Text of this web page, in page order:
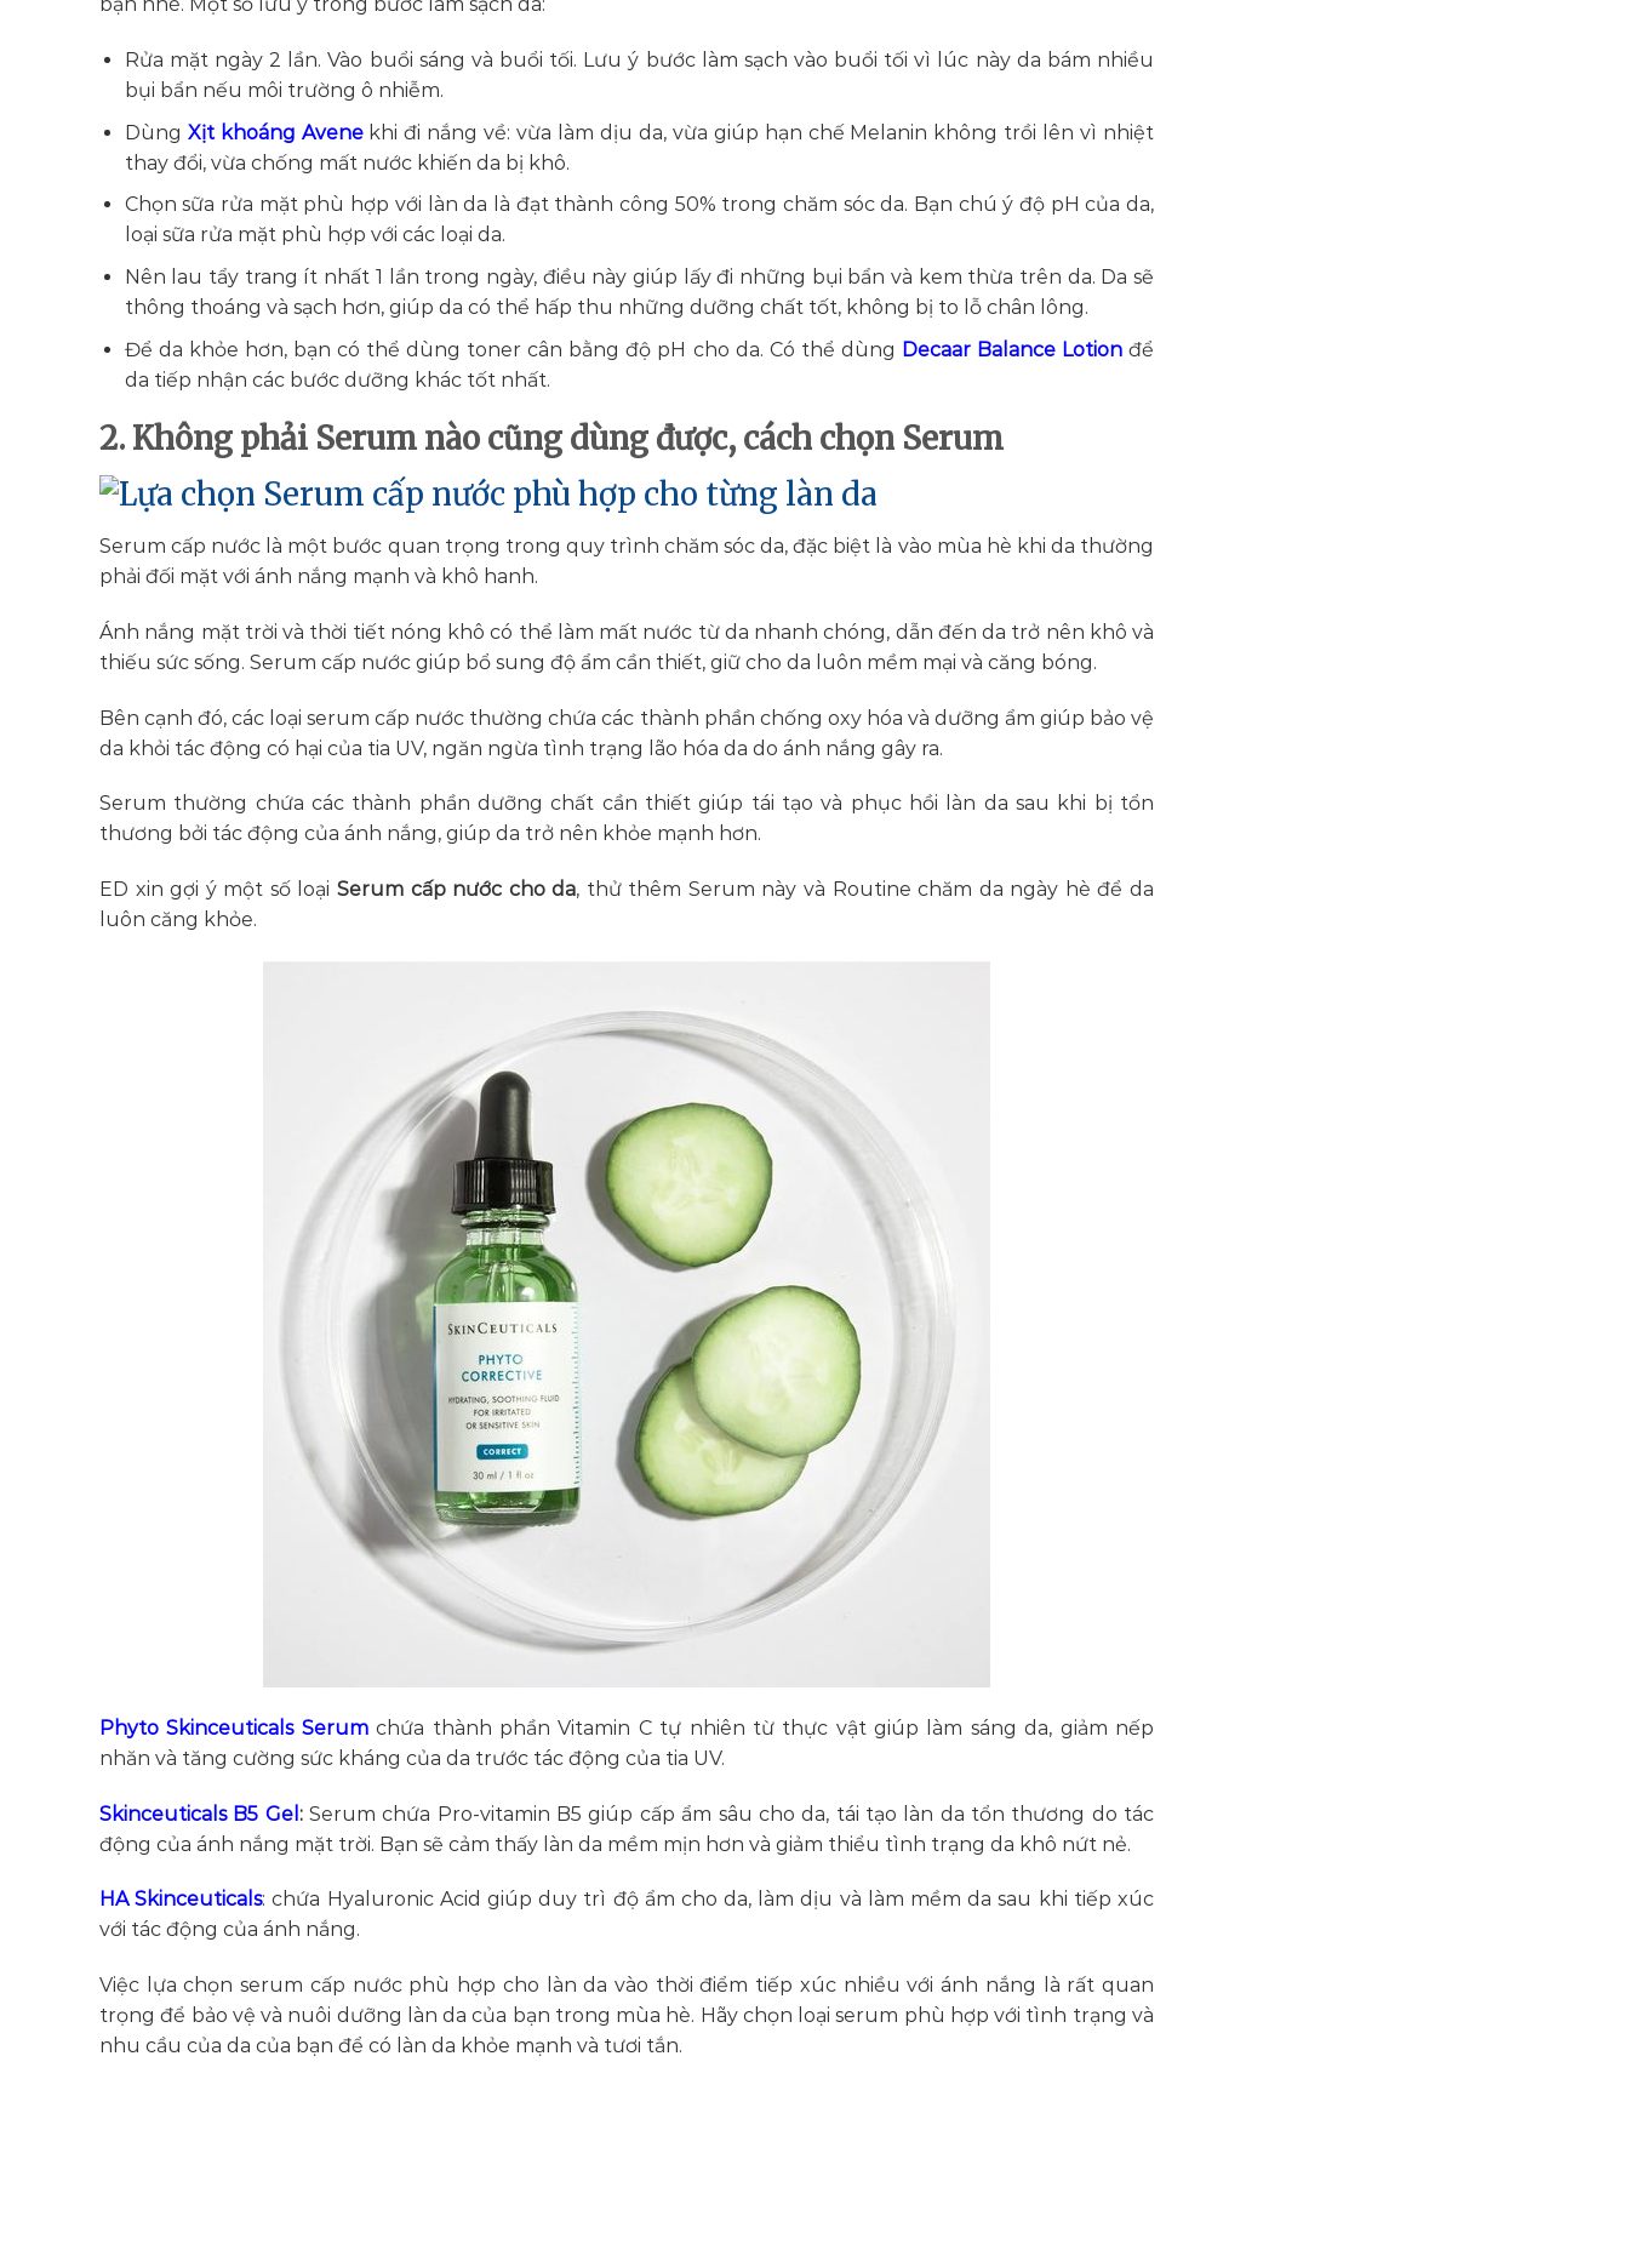
bạn nhé. Một số lưu ý trong bước làm sạch da:
Rửa mặt ngày 2 lần. Vào buổi sáng và buổi tối. Lưu ý bước làm sạch vào buổi tối vì lúc này da bám nhiều
bụi bẩn nếu môi trường ô nhiễm.
Dùng Xịt khoáng Avenekhi đi nắng về: vừa làm dịu da, vừa giúp hạn chế Melanin không trồi lên vì nhiệt
thay đổi, vừa chống mất nước khiến da bị khô.
Chọn sữa rửa mặt phù hợp với làn da là đạt thành công 50% trong chăm sóc da. Bạn chú ý độ pH của da,
loại sữa rửa mặt phù hợp với các loại da.
Nên lau tẩy trang ít nhất 1 lần trong ngày, điều này giúp lấy đi những bụi bẩn và kem thừa trên da. Da sẽ
thông thoáng và sạch hơn, giúp da có thể hấp thu những dưỡng chất tốt, không bị to lỗ chân lông.
Để da khỏe hơn, bạn có thể dùng toner cân bằng độ pH cho da. Có thể dùng Decaar Balance Lotionđể
da tiếp nhận các bước dưỡng khác tốt nhất.
2. Không phải Serum nào cũng dùng được, cách chọn Serum
Serum cấp nước là một bước quan trọng trong quy trình chăm sóc da, đặc biệt là vào mùa hè khi da thường
phải đối mặt với ánh nắng mạnh và khô hanh.
Ánh nắng mặt trời và thời tiết nóng khô có thể làm mất nước từ da nhanh chóng, dẫn đến da trở nên khô và
thiếu sức sống. Serum cấp nước giúp bổ sung độ ẩm cần thiết, giữ cho da luôn mềm mại và căng bóng.
Bên cạnh đó, các loại serum cấp nước thường chứa các thành phần chống oxy hóa và dưỡng ẩm giúp bảo vệ
da khỏi tác động có hại của tia UV, ngăn ngừa tình trạng lão hóa da do ánh nắng gây ra.
Serum thường chứa các thành phần dưỡng chất cần thiết giúp tái tạo và phục hồi làn da sau khi bị tổn
thương bởi tác động của ánh nắng, giúp da trở nên khỏe mạnh hơn.
ED xin gợi ý một số loại Serum cấp nước cho da, thử thêm Serum này và Routine chăm da ngày hè để da
luôn căng khỏe.
Phyto Skinceuticals Serumchứa thành phần Vitamin C tự nhiên từ thực vật giúp làm sáng da, giảm nếp
nhăn và tăng cường sức kháng của da trước tác động của tia UV.
Skinceuticals B5 Gel :Serum chứa Pro-vitamin B5 giúp cấp ẩm sâu cho da, tái tạo làn da tổn thương do tác
động của ánh nắng mặt trời. Bạn sẽ cảm thấy làn da mềm mịn hơn và giảm thiểu tình trạng da khô nứt nẻ.
HA Skinceuticals: chứa Hyaluronic Acid giúp duy trì độ ẩm cho da, làm dịu và làm mềm da sau khi tiếp xúc
với tác động của ánh nắng.
Việc lựa chọn serum cấp nước phù hợp cho làn da vào thời điểm tiếp xúc nhiều với ánh nắng là rất quan
trọng để bảo vệ và nuôi dưỡng làn da của bạn trong mùa hè. Hãy chọn loại serum phù hợp với tình trạng và
nhu cầu của da của bạn để có làn da khỏe mạnh và tươi tắn.